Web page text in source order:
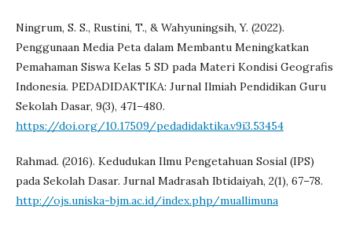
Ningrum, S. S., Rustini, T., & Wahyuningsih, Y. (2022).
Penggunaan Media Peta dalam Membantu Meningkatkan
Pemahaman Siswa Kelas 5 SD pada Materi Kondisi Geografis
Indonesia. PEDADIDAKTIKA: Jurnal Ilmiah Pendidikan Guru
Sekolah Dasar, 9(3), 471–480.
https://doi.org/10.17509/pedadidaktika.v9i3.53454
Rahmad. (2016). Kedudukan Ilmu Pengetahuan Sosial (IPS)
pada Sekolah Dasar. Jurnal Madrasah Ibtidaiyah, 2(1), 67–78.
http://ojs.uniska-bjm.ac.id/index.php/muallimuna